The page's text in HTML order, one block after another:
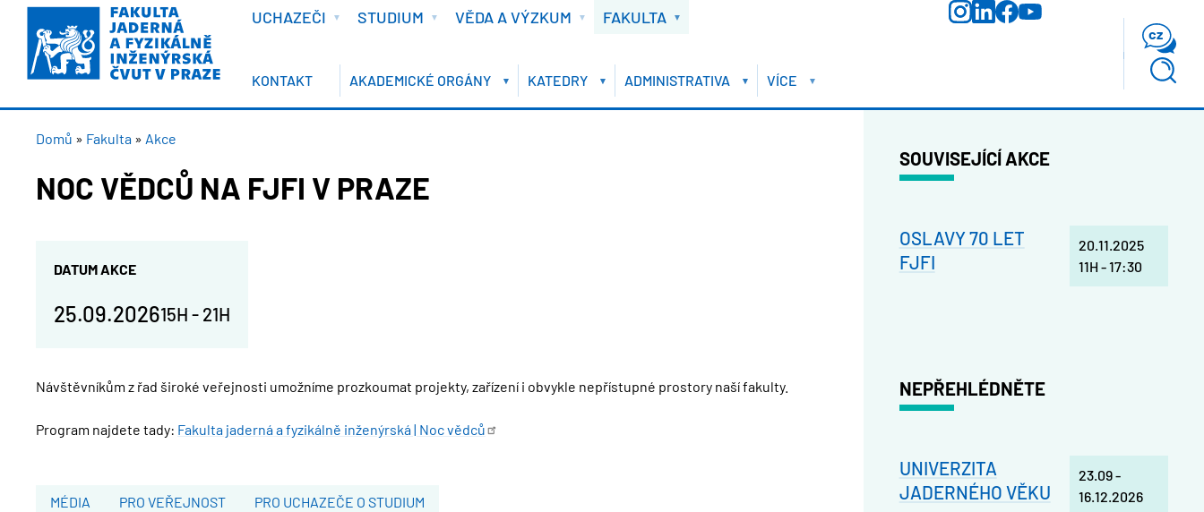
Přejít
hlavnímu
obsahu
VÍTEJTE
UCHAZEČI STUDIUM VĚDA A VÝZKUM FAKULTA
cz
KONTAKT AKADEMICKÉ ORGÁNY KATEDRY ADMINISTRATIVA VÍCE
DROBEČKOVÁ
NAVIGACE
Domů Fakulta Akce
NOC VĚDCŮ NA FJFI V PRAZE
DATUM AKCE
25.09.202615H - 21H
Návštěvníkům z řad široké veřejnosti umožníme prozkoumat projekty, zařízení i obvykle nepřístupné prostory naší fakulty.
Program najdete tady: Fakulta jaderná a fyzikálně inženýrská | Nocvědců
MÉDIA PRO VEŘEJNOST PRO UCHAZEČE O STUDIUM
SOUVISEJÍCÍ AKCE
OSLAVY 70 LET
FJFI
20.11.2025
11H -17:30
NEPŘEHLÉDNĚTE
UNIVERZITA
JADERNÉHO VĚKU
23.09-
16.12.2026